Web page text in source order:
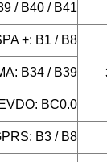
/ B40 / B41
+: B1 / B8
B34 / B39
EVDO: BC0.0
B3 / B8